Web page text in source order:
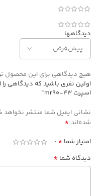
دیدگاهها
هیچ دیدگاهی برای این محصول
اولین نفری باشید که دیدگاهی
اسپرت mr90-43”
نشانی ایمیل شما منتشر نخواهد
شده‌اند *
امتیاز شما *
دیدگاه شما *